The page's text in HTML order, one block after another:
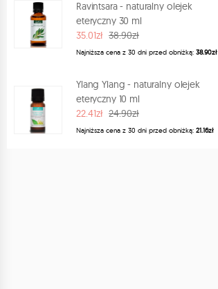
Ravintsara - naturalny olejek
eteryczny 30 ml
35.01zł 38.90zł
Najniższa cena z 30 dni przed obniżką: 38.90zł
Ylang Ylang - naturalny olejek
eteryczny 10 ml
22.41zł 24.90zł
Najniższa cena z 30 dni przed obniżką: 21.16zł